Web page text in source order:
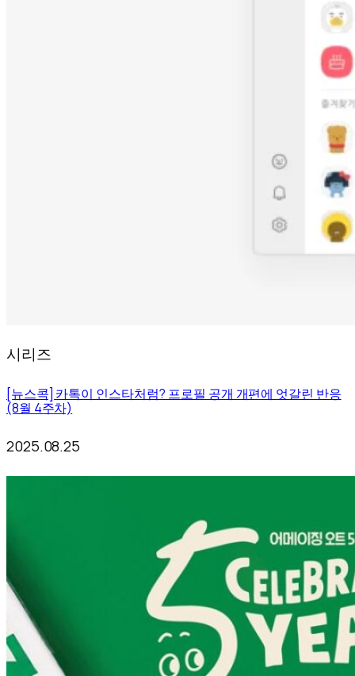
시리즈
[뉴스콕] 카톡이 인스타처럼? 프로필 공개 개편에 엇갈린 반응
(8월 4주차)
2025.08.25